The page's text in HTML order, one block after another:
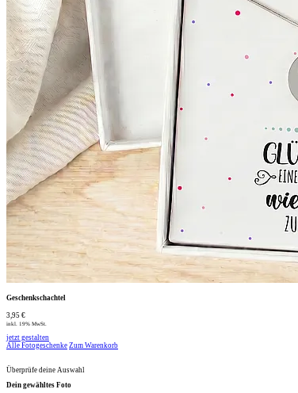
Geschenkschachtel
3,95 €
inkl. 19% MwSt.
jetzt gestalten
Alle Fotogeschenke Zum Warenkorb
Überprüfe deine Auswahl
Dein gewähltes Foto